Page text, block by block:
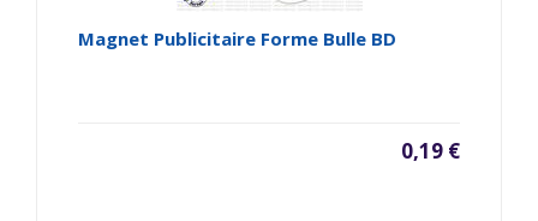
Magnet Publicitaire Forme Bulle BD
0,19 €